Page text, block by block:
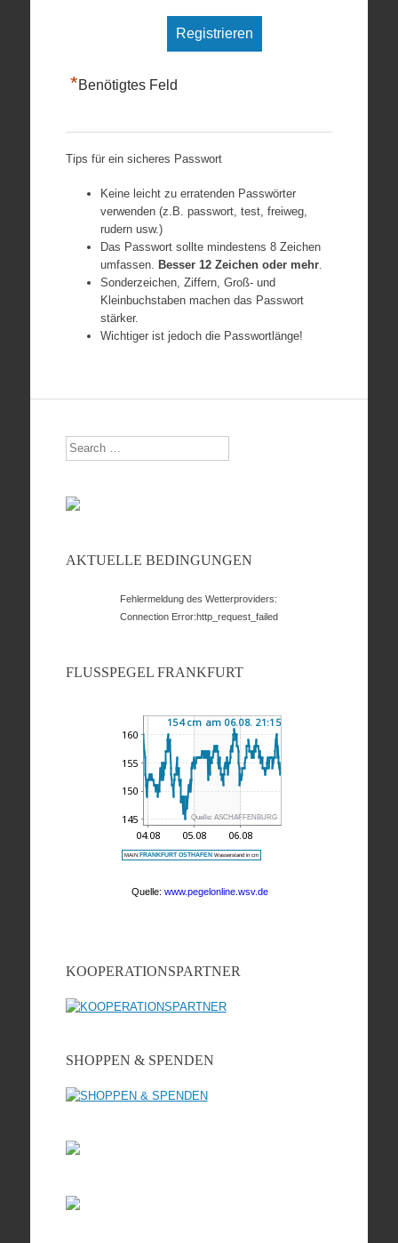
*Benötigtes Feld
Tips für ein sicheres Passwort
Keine leicht zu erratenden Passwörter
verwenden (z.B. passwort, test, freiweg,
rudern usw.)
Das Passwort sollte mindestens 8 Zeichen
umfassen. Besser 12 Zeichen oder mehr.
Sonderzeichen, Ziffern, Groß- und
Kleinbuchstaben machen das Passwort
stärker.
Wichtiger ist jedoch die Passwortlänge!
Search
AKTUELLE BEDINGUNGEN
Fehlermeldung des Wetterproviders:
Connection Error:http_request_failed
FLUSSPEGEL FRANKFURT
KOOPERATIONSPARTNER
SHOPPEN & SPENDEN